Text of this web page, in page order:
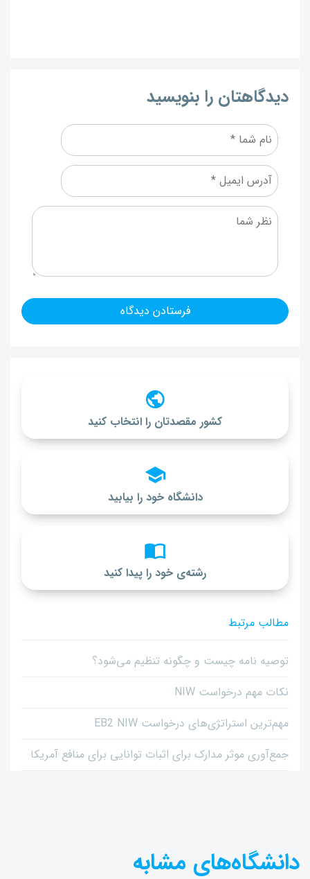
دیدگاهتان را بنویسید
کشور مقصدتان را انتخاب کنید
دانشگاه خود را بیابید
رشته‌ی خود را پیدا کنید
مطالب مرتبط
توصیه نامه چیست و چگونه تنظیم می‌شود؟
نکات مهم درخواست NIW
مهم‌ترین استراتژی‌های درخواست EB2 NIW
جمع‌آوری موثر مدارک برای اثبات توانایی برای منافع آمریکا
دانشگاه‌های مشابه